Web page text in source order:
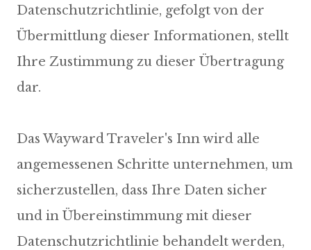
Datenschutzrichtlinie, gefolgt von der
Übermittlung dieser Informationen, stellt
Ihre Zustimmung zu dieser Übertragung
dar.
Das Wayward Traveler's Inn wird alle
angemessenen Schritte unternehmen, um
sicherzustellen, dass Ihre Daten sicher
und in Übereinstimmung mit dieser
Datenschutzrichtlinie behandelt werden,